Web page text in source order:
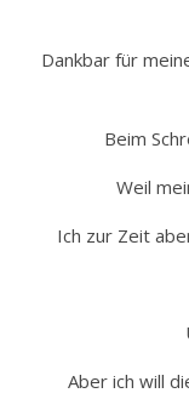
Dankbar für
Beim
Weil
Ich zur Zeit
Aber ich will